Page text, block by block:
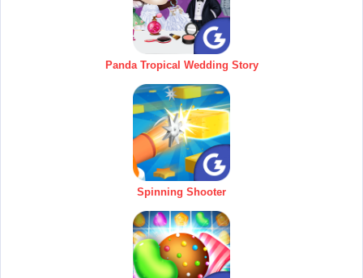
Panda Tropical Wedding Story
Spinning Shooter